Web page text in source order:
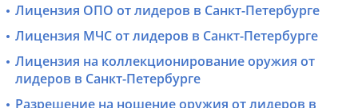
Лицензия ОПО от лидеров в Санкт-Петербурге
Лицензия МЧС от лидеров в Санкт-Петербурге
Лицензия на коллекционирование оружия от
лидеров в Санкт-Петербурге
Разрешение на ношение оружия от лидеров в